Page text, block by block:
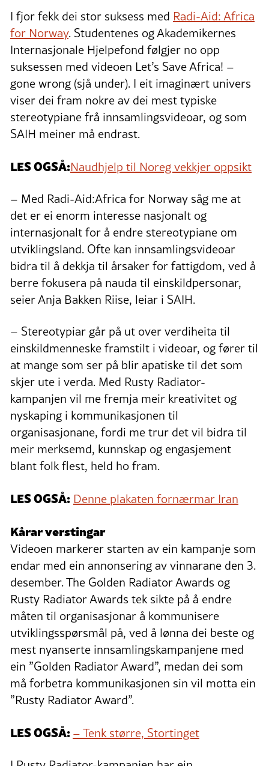
I fjor fekk dei stor suksess med Radi-Aid: Africa
for Norway. Studentenes og Akademikernes
Internasjonale Hjelpefond følgjer no opp
suksessen med videoen Let’s Save Africa! –
gone wrong (sjå under). I eit imaginært univers
viser dei fram nokre av dei mest typiske
stereotypiane frå innsamlingsvideoar, og som
SAIH meiner må endrast.
LES OGSÅ:Naudhjelp til Noreg vekkjer oppsikt
– Med Radi-Aid:Africa for Norway såg me at
det er ei enorm interesse nasjonalt og
internasjonalt for å endre stereotypiane om
utviklingsland. Ofte kan innsamlingsvideoar
bidra til å dekkja til årsaker for fattigdom, ved å
berre fokusera på nauda til einskildpersonar,
seier Anja Bakken Riise, leiar i SAIH.
– Stereotypiar går på ut over verdiheita til
einskildmenneske framstilt i videoar, og fører til
at mange som ser på blir apatiske til det som
skjer ute i verda. Med Rusty Radiator-
kampanjen vil me fremja meir kreativitet og
nyskaping i kommunikasjonen til
organisasjonane, fordi me trur det vil bidra til
meir merksemd, kunnskap og engasjement
blant folk flest, held ho fram.
LES OGSÅ: Denne plakaten fornærmar Iran
Kårar verstingar
Videoen markerer starten av ein kampanje som
endar med ein annonsering av vinnarane den 3.
desember. The Golden Radiator Awards og
Rusty Radiator Awards tek sikte på å endre
måten til organisasjonar å kommunisere
utviklingsspørsmål på, ved å lønna dei beste og
mest nyanserte innsamlingskampanjene med
ein ”Golden Radiator Award”, medan dei som
må forbetra kommunikasjonen sin vil motta ein
”Rusty Radiator Award”.
LES OGSÅ:– Tenk større, Stortinget